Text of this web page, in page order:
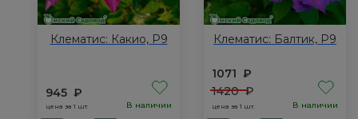
Клематис: Какио, Р9
945 ₽
цена за 1 шт. В наличии
Клематис: Балтик, Р9
1071 ₽
1420₽
цена за 1 шт. В наличии